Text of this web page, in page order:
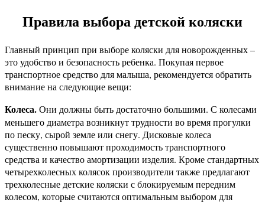
Правила выбора детской коляски
Главный принцип при выборе коляски для новорожденных –
это удобство и безопасность ребенка. Покупая первое
транспортное средство для малыша, рекомендуется обратить
внимание на следующие вещи:
Колеса.Они должны быть достаточно большими. С колесами
меньшего диаметра возникнут трудности во время прогулки
по песку, сырой земле или снегу. Дисковые колеса
существенно повышают проходимость транспортного
средства и качество амортизации изделия. Кроме стандартных
четырехколесных колясок производители также предлагают
трехколесные детские коляски с блокируемым передним
колесом, которые считаются оптимальным выбором для